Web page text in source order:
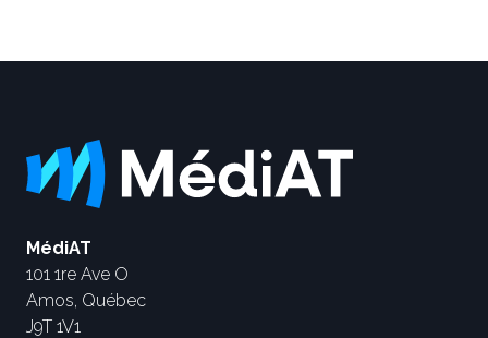
MédiAT
101 1re Ave O
Amos, Québec
J9T 1V1